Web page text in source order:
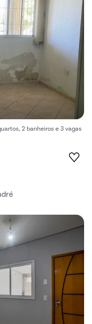
2 banheiros e 3 vagas